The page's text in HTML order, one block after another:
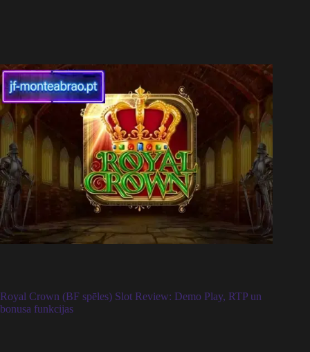
Royal Crown (BF spēles) Slot Review: Demo Play, RTP un
bonusa funkcijas